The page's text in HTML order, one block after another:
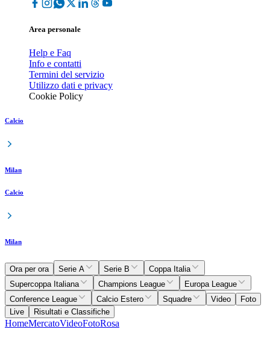
Area personale
Help e Faq
Info e contatti
Termini del servizio
Utilizzo dati e privacy
Cookie Policy
Calcio
Milan
Calcio
Milan
Ora per ora Serie A Serie B
Coppa Italia
Supercoppa Italiana
Champions League
Europa League
Conference League
Calcio Estero Squadre Video
Foto
Live
Risultati e Classifiche
HomeMercatoVideoFotoRosa